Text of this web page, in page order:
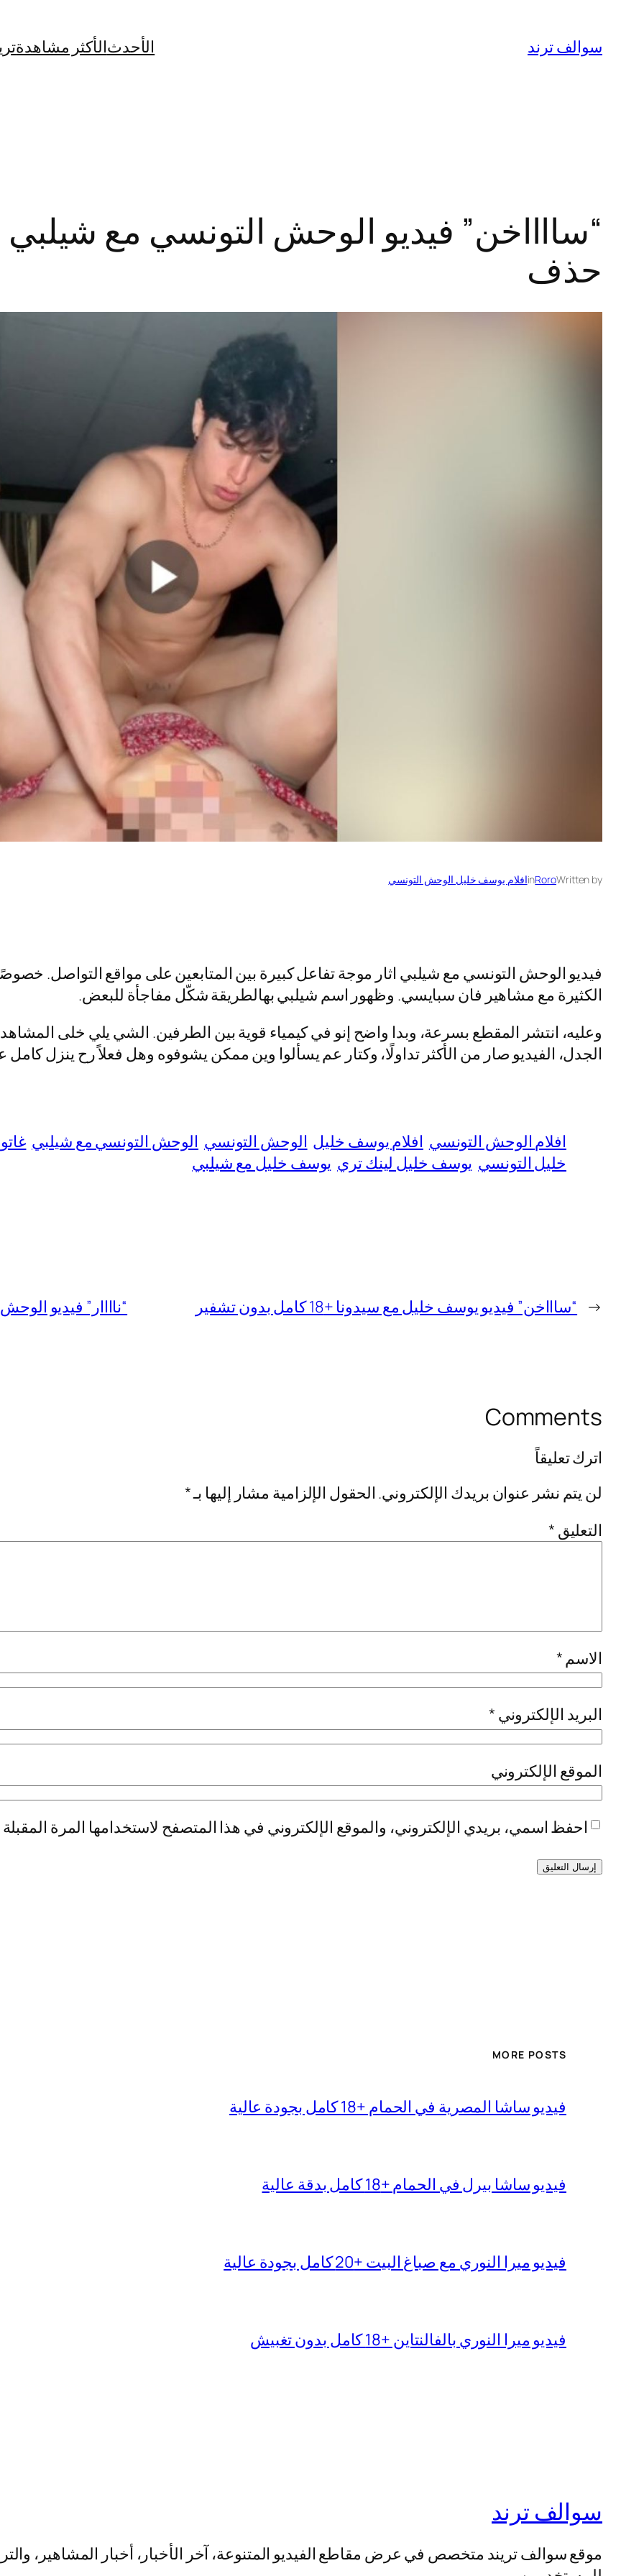
المحتوى
سوالف ترند الأحدثالأكثر مشاهدة
حذف
Written by
Roro
inافلام يوسف خليل الوحش التونسي
فيديو الوحش التونسي مع شيلبي اثار موجة تفاعل كبيرة بين المتابعين على مواقع التواصل.
الكثيرة مع مشاهير فان سبايسي. وظهور اسم شيلبي بهالطريقة شكّل مفاجأة للبعض.
وعليه، انتشر المقطع بسرعة، وبدا واضح إنو في كيمياء قوية بين الطرفين. الشي يلي خلى
الجدل، الفيديو صار من الأكثر تداولًا، وكتار عم يسألوا وين ممكن يشوفوه وهل فعلاً رح ينزل كامل
افلام الوحش التونسي افلام يوسف خليل الوحش التونسي الوحش التونسي مع شيلبي
خليل التونسي يوسف خليل لينك تري يوسف خليل مع شيلبي
← “ساااخن” فيديو يوسف خليل مع سيدونا +18 كامل بدون تشفير “ناااار” فيديو الوحش
Comments
اترك تعليقاً
لن يتم نشر عنوان بريدك الإلكتروني. الحقول الإلزامية مشار إليها بـ*
التعليق *
الاسم *
البريد الإلكتروني *
الموقع الإلكتروني
احفظ اسمي، بريدي الإلكتروني، والموقع الإلكتروني في هذا المتصفح لاستخدامها المرة
MORE POSTS
فيديو ساشا المصرية في الحمام +18 كامل بجودة عالية
فيديو ساشا بيرل في الحمام +18 كامل بدقة عالية
فيديو ميرا النوري مع صباغ البيت +20 كامل بجودة عالية
فيديو ميرا النوري بالفالنتاين +18 كامل بدون تغبيش
سوالف ترند
موقع سوالف تريند متخصص في عرض مقاطع الفيديو المتنوعة، آخر الأخبار، أخبار المشاهير،